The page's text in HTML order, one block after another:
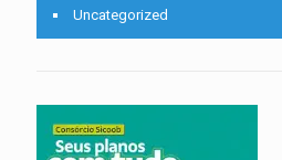
Uncategorized